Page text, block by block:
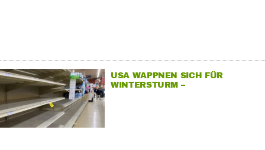
USA WAPPNEN SICH FÜR
WINTERSTURM –